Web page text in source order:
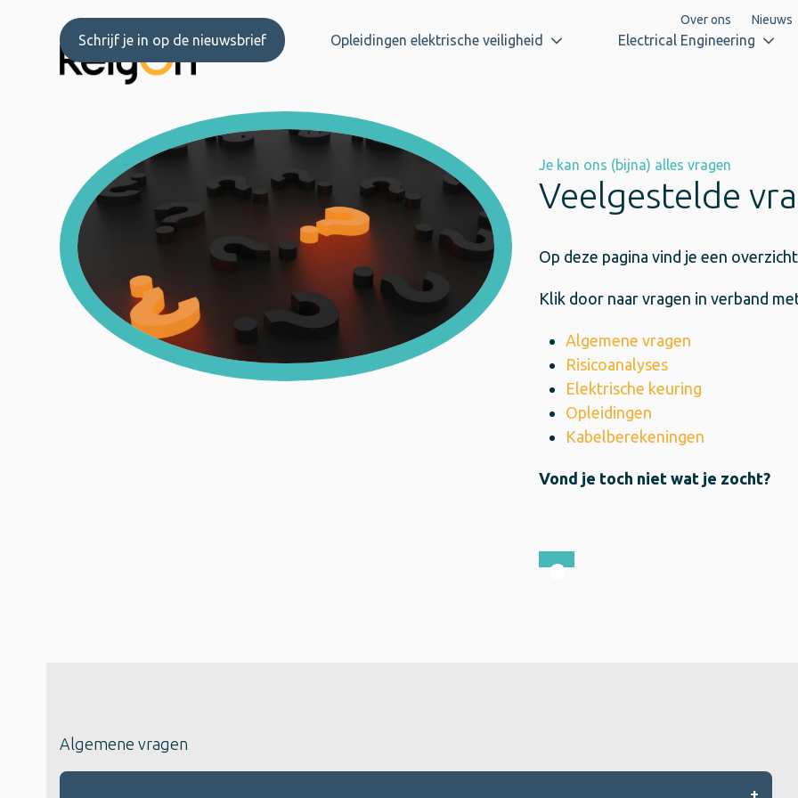
Over ons Nieuws
Schrijf je in op de nieuwsbrief Opleidingen elektrische veiligheid Electrical Engineering
Veelgestelde
Je kan ons (bijna) alles vragen
Op deze pagina vind je een
Klik door naar vragen in verband
Algemene vragen
Risicoanalyses
Elektrische keuring
Opleidingen
Kabelberekeningen
Vond je toch niet wat je zocht?
Algemene vragen